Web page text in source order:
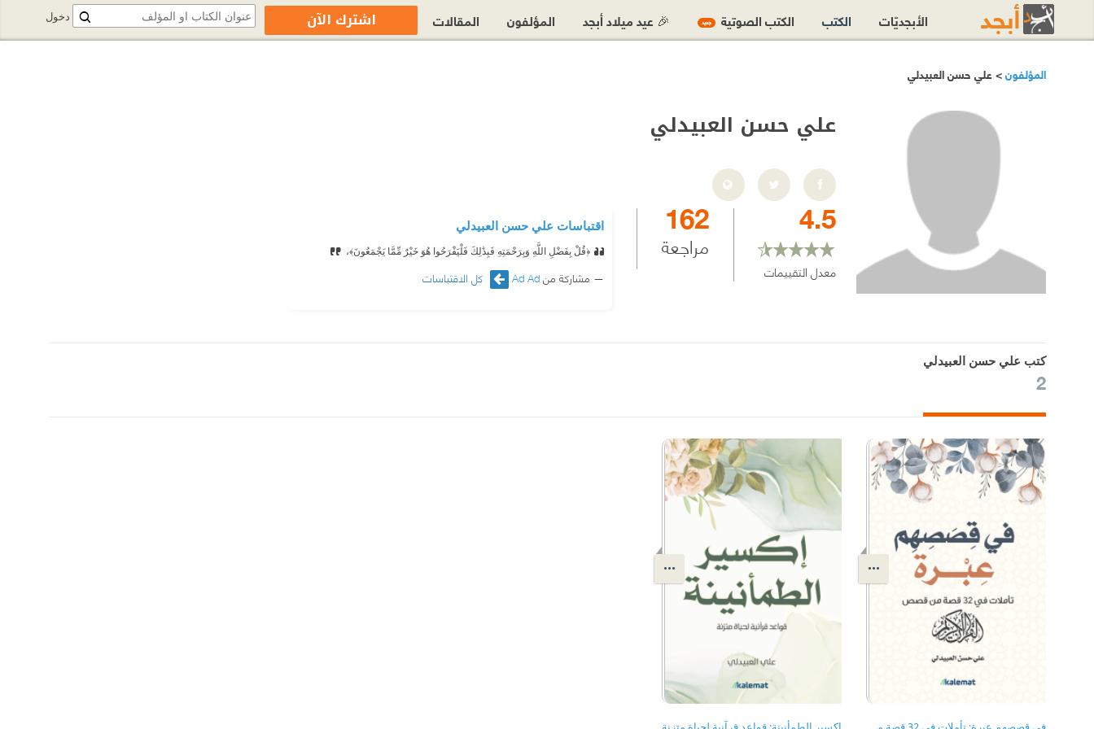
المؤلفون> علي حسن العبيدلي
علي حسن العبيدلي
4.5
معدل التقييمات
162
مراجعة
اقتباسات علي حسن العبيدلي
﴿قُلْ بِفَضْلِ اللَّهِ وَبِرَحْمَتِهِ فَبِذَٰلِكَ فَلْيَفْرَحُوا هُوَ خَيْرٌ مِّمَّا يَجْمَعُونَ﴾،
مشاركة منAd Ad كل الاقتباسات
كتب علي حسن العبيدلي
2
دخول الأبجديّات الكتب الكتب الصوتية جديد 🎉 عيد ميلاد أبجد المؤلفون المقالات اشترك الآن